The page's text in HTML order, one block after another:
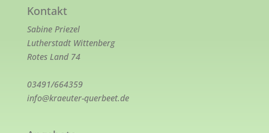
Kontakt
Sabine Priezel
Lutherstadt Wittenberg
Rotes Land 74
03491/664359
info@kraeuter-querbeet.de